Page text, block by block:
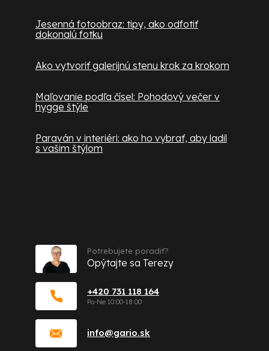
Jesenná fotoobraz: tipy, ako odfotiť
dokonalú fotku
Ako vytvoriť galerijnú stenu krok za krokom
Maľovanie podľa čísel: Pohodový večer v
hygge štýle
Paraván v interiéri: ako ho vybrať, aby ladil
s vašim štýlom
info@gario.sk
+420 731 118 164
Potrebujete poradiť?
Opýtajte sa Terezy